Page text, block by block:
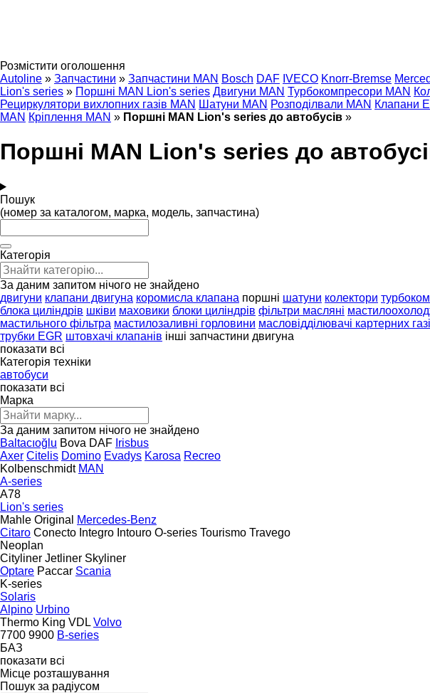
Розмістити оголошення
Autoline » Запчастини » Запчастини MAN Bosch DAF IVECO Knorr-Bremse
Lion's series » Поршні MAN Lion's series Двигуни MAN Турбокомпресори MAN
Рециркулятори вихлопних газів MAN Шатуни MAN Розподілвали MAN Клапани
MAN Кріплення MAN » Поршні MAN Lion's series до автобусів »
Поршні MAN Lion's series до
Пошук
(номер за каталогом, марка, модель, запчастина)
Категорія
За даним запитом нічого не знайдено
двигуни клапани двигуна коромисла клапана поршні шатуни колектори
блока циліндрів шківи маховики блоки циліндрів фільтри масляні
мастильного фільтра мастилозаливні горловини масловідділювачі картерних
трубки EGR штовхачі клапанів інші запчастини двигуна
показати всі
Категорія техніки
автобуси
показати всі
Марка
За даним запитом нічого не знайдено
Baltacıoğlu Bova DAF Irisbus
Axer Citelis Domino Evadys Karosa Recreo
Kolbenschmidt MAN
A-series
A78
Lion's series
Mahle Original
Mercedes-Benz
Citaro Conecto Integro Intouro O-series Tourismo Travego
Neoplan
Cityliner Jetliner Skyliner
Optare Paccar Scania
K-series
Solaris
Alpino Urbino
Thermo King VDL Volvo
7700 9900 B-series
БАЗ
показати всі
Місце розташування
Пошук за радіусом